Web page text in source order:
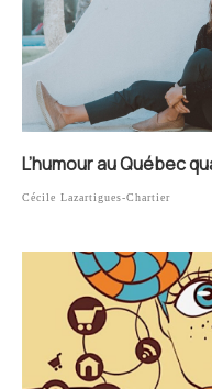
L’humour au Québec
Cécile Lazartigues-Chartier